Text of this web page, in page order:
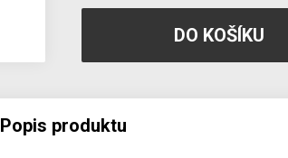
Popis produktu